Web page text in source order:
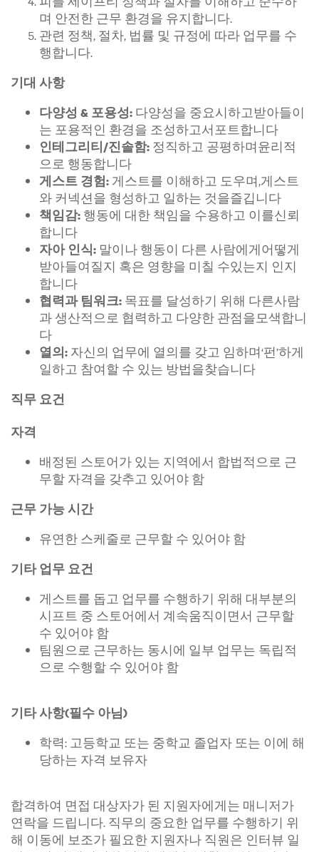
며 안전한 근무 환경을 유지합니다.
관련 정책, 절차, 법률 및 규정에 따라 업무를 수
행합니다.
기대 사항
다양성 & 포용성: 다양성을 중요시하고받아들이
는 포용적인 환경을 조성하고서포트합니다
인테그리티/진솔함: 정직하고 공평하며윤리적
으로 행동합니다
게스트 경험: 게스트를 이해하고 도우며,게스트
와 커넥션을 형성하고 일하는 것을즐깁니다
책임감: 행동에 대한 책임을 수용하고 이를신뢰
합니다
자아 인식: 말이나 행동이 다른 사람에게어떻게
받아들여질지 혹은 영향을 미칠 수있는지 인지
합니다
협력과 팀워크: 목표를 달성하기 위해 다른사람
과 생산적으로 협력하고 다양한 관점을모색합니
다
열의: 자신의 업무에 열의를 갖고 임하며‘펀’하게
일하고 참여할 수 있는 방법을찾습니다
직무 요건
자격
배정된 스토어가 있는 지역에서 합법적으로 근
무할 자격을 갖추고 있어야 함
근무 가능 시간
유연한 스케줄로 근무할 수 있어야 함
기타 업무 요건
게스트를 돕고 업무를 수행하기 위해 대부분의
시프트 중 스토어에서 계속움직이면서 근무할
수 있어야 함
팀원으로 근무하는 동시에 일부 업무는 독립적
으로 수행할 수 있어야 함
기타 사항(필수 아님)
학력: 고등학교 또는 중학교 졸업자 또는 이에 해
당하는 자격 보유자
합격하여 면접 대상자가 된 지원자에게는 매니저가
연락을 드립니다. 직무의 중요한 업무를 수행하기 위
해 이동에 보조가 필요한 지원자나 직원은 인터뷰 일